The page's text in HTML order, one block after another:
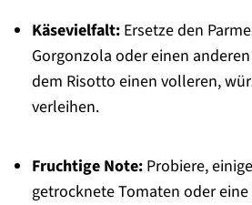
Käsevielfalt:Ersetze den
Gorgonzola oder einen
dem Risotto einen volleren,
verleihen.
Fruchtige Note:Probiere,
getrocknete Tomaten oder eine